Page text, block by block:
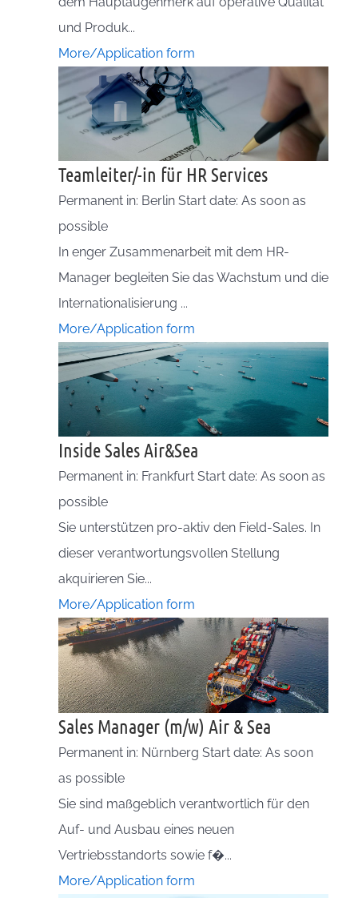
und Produk...
More/Application form
Teamleiter/-in für HR Services
Permanent in: Berlin Start date: As soon as
possible
In enger Zusammenarbeit mit dem HR-
Manager begleiten Sie das Wachstum und die
Internationalisierung ...
More/Application form
Inside Sales Air&Sea
Permanent in: Frankfurt Start date: As soon as
possible
Sie unterstützen pro-aktiv den Field-Sales. In
dieser verantwortungsvollen Stellung
akquirieren Sie...
More/Application form
Sales Manager (m/w) Air & Sea
Permanent in: Nürnberg Start date: As soon
as possible
Sie sind maßgeblich verantwortlich für den
Auf- und Ausbau eines neuen
Vertriebsstandorts sowie f�...
More/Application form